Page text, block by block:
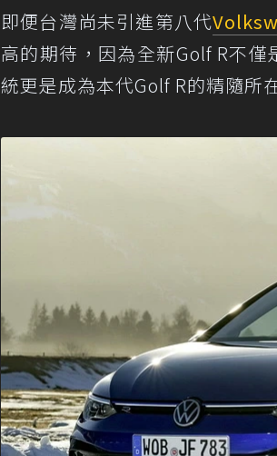
即便台灣尚未引進第八代
高的期待，因為全新Golf R不
統更是成為本代Golf R的精隨所